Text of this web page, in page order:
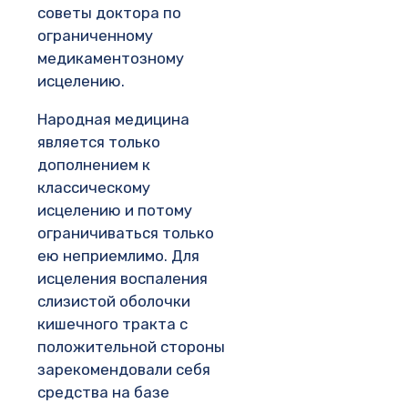
советы доктора по
ограниченному
медикаментозному
исцелению.
Народная медицина
является только
дополнением к
классическому
исцелению и потому
ограничиваться только
ею неприемлимо. Для
исцеления воспаления
слизистой оболочки
кишечного тракта с
положительной стороны
зарекомендовали себя
средства на базе